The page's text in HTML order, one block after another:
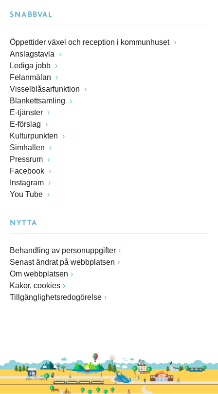
SNABBVAL
Öppettider växel och reception i kommunhuset
Anslagstavla
Lediga jobb
Felanmälan
Visselblåsarfunktion
Blankettsamling
E-tjänster
E-förslag
Kulturpunkten
Simhallen
Pressrum
Facebook
Instagram
You Tube
NYTTA
Behandling av personuppgifter
Senast ändrat på webbplatsen
Om webbplatsen
Kakor, cookies
Tillgänglighetsredogörelse